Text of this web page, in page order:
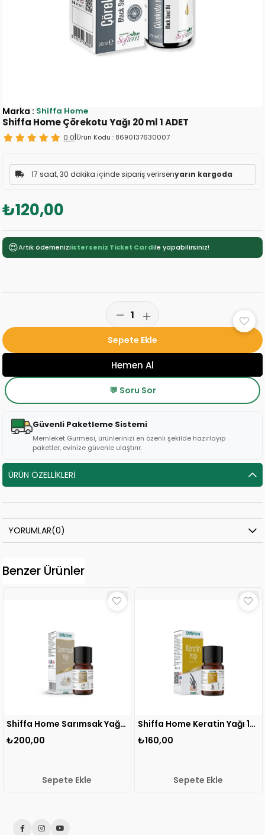
Shiffa Home Çörekotu Yağı 20 ml 1 ADET
0.0|Ürün Kodu : 8690137630007
17 saat, 30 dakika içinde sipariş verirsenyarın kargoda
₺120,00
Marka : Shiffa Home
😍Artık ödemeniziisterseniz Ticket Cardile yapabilirsiniz!
💬 Soru Sor
Güvenli Paketleme Sistemi
Memleket Gurmesi, ürünlerinizi en özenli şekilde hazırlayıp
paketler, evinize güvenle ulaştırır.
ÜRÜN ÖZELLIKLERI
YORUMLAR(0)
Benzer Ürünler
Shiffa Home Sarımsak Yağı 10 ml 1 ADET
₺200,00
Sepete Ekle
Shiffa Home Keratin Yağı 10ml 1 ADET
₺160,00
Sepete Ekle